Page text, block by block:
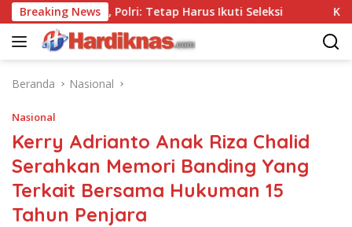
Langsung
ke
konten
Breaking News
Tanpa Tes, Polri: Tetap Harus Ikuti Seleksi
Beranda Nasional
Nasional
Kerry Adrianto Anak Riza Chalid
Serahkan Memori Banding Yang
Terkait Bersama Hukuman 15
Tahun Penjara